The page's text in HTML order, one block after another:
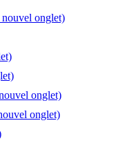
onglet)
onglet)
onglet)